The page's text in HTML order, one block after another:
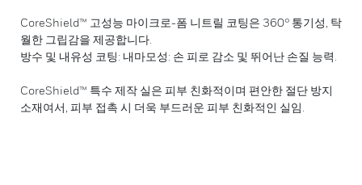
CoreShield™ 고성능 마이크로-폼 니트릴 코팅은 360° 통기성, 탁
월한 그립감을 제공합니다.
방수 및 내유성 코팅: 내마모성: 손 피로 감소 및 뛰어난 손질 능력.
CoreShield™ 특수 제작 실은 피부 친화적이며 편안한 절단 방지
소재여서, 피부 접촉 시 더욱 부드러운 피부 친화적인 실임.